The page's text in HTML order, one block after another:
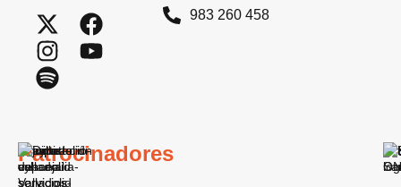
983 260 458
Patrocinadores